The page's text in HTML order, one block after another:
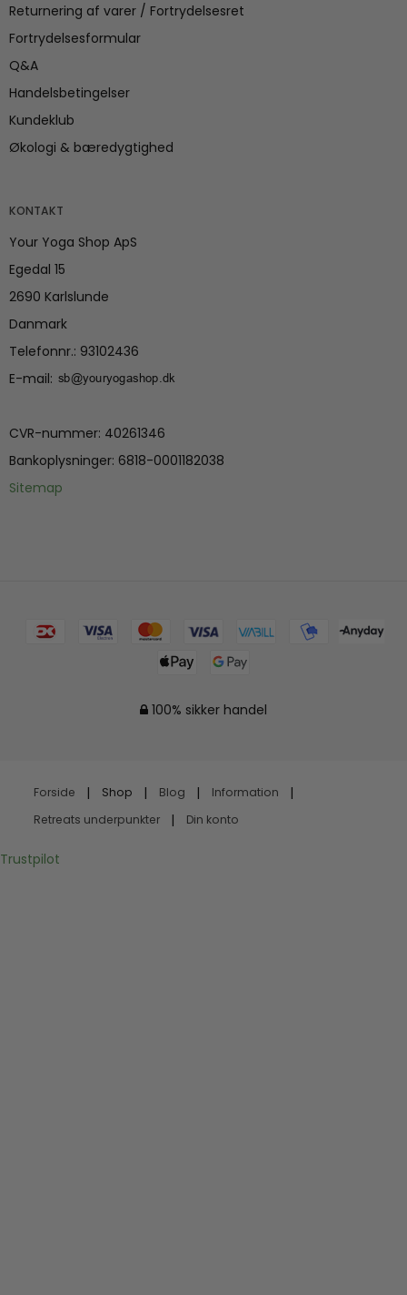
Returnering af varer / Fortrydelsesret
Fortrydelsesformular
Q&A
Handelsbetingelser
Kundeklub
Økologi & bæredygtighed
KONTAKT
Your Yoga Shop ApS
Egedal 15
2690 Karlslunde
Danmark
Telefonnr.: 93102436
E-mail:
CVR-nummer: 40261346
Bankoplysninger: 6818-0001182038
Sitemap
100% sikker handel
Forside Shop Blog
Information
Retreats underpunkter
Din konto
Trustpilot